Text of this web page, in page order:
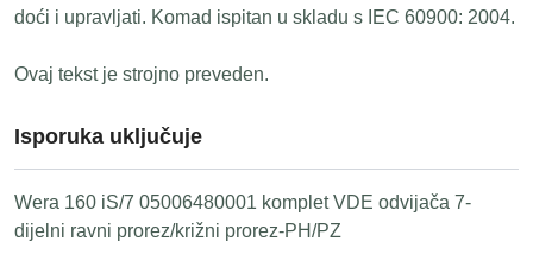
doći i upravljati. Komad ispitan u skladu s IEC 60900: 2004.
Ovaj tekst je strojno preveden.
Isporuka uključuje
Wera 160 iS/7 05006480001 komplet VDE odvijača 7-
dijelni ravni prorez/križni prorez-PH/PZ